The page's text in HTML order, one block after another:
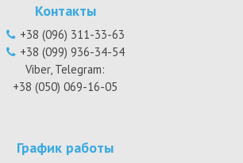
Контакты
+38 (096) 311-33-63
+38 (099) 936-34-54
Viber, Telegram:
+38 (050) 069-16-05
График работы